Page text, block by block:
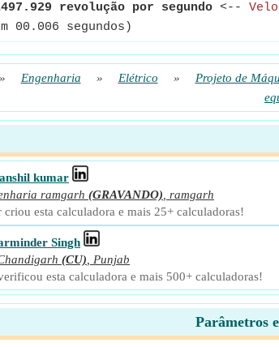
revolução por segundo <--
00.006 segundos)
» Engenharia » Elétrico » Projeto de
kumar
ramgarh (GRAVANDO) ramgarh
esta calculadora e mais 25+ calculadoras!
Singh
(CU)
Punjab
esta calculadora e mais 500+ calculadoras!
Parâmetros